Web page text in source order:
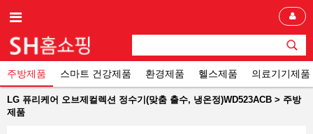
주방제품 스마트 건강제품 환경제품 헬스제품 의료기기제품
LG 퓨리케어 오브제컬렉션 정수기(맞춤 출수, 냉온정)WD523ACB > 주방
제품